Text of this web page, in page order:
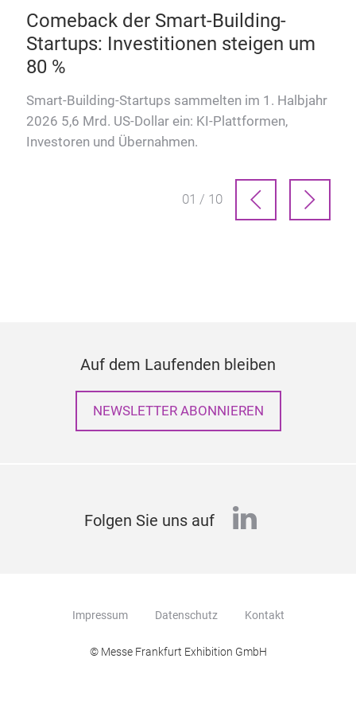
Comeback der Smart-Building-
Startups: Investitionen steigen um
80 %
Smart-Building-Startups sammelten im 1. Halbjahr
2026 5,6 Mrd. US-Dollar ein: KI-Plattformen,
Investoren und Übernahmen.
01 / 10
Auf dem Laufenden bleiben
NEWSLETTER ABONNIEREN
Folgen Sie uns auf linkedin
Impressum Datenschutz Kontakt
© Messe Frankfurt Exhibition GmbH